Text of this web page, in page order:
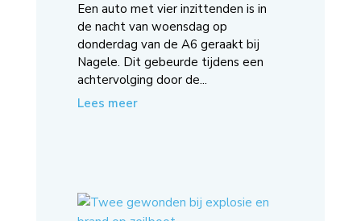
Een auto met vier inzittenden is in
de nacht van woensdag op
donderdag van de A6 geraakt bij
Nagele. Dit gebeurde tijdens een
achtervolging door de...
Lees meer